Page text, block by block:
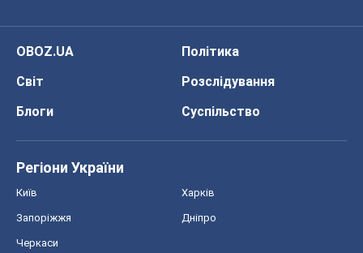
OBOZ.UA
Політика
Світ
Розслідування
Блоги
Суспільство
Регіони України
Київ Харків
Запоріжжя Дніпро
Черкаси